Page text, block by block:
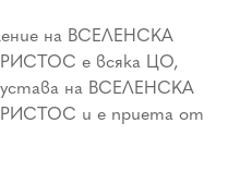
на ВСЕЛЕНСКА
е всяка ЦО,
на ВСЕЛЕНСКА
и е приета от